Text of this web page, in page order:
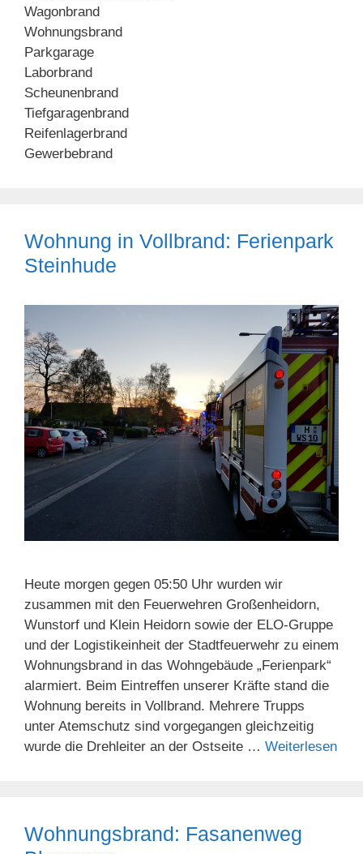
Wagonbrand
Wohnungsbrand
Parkgarage
Laborbrand
Scheunenbrand
Tiefgaragenbrand
Reifenlagerbrand
Gewerbebrand
Wohnung in Vollbrand: Ferienpark
Steinhude
Heute morgen gegen 05:50 Uhr wurden wir
zusammen mit den Feuerwehren Großenheidorn,
Wunstorf und Klein Heidorn sowie der ELO-Gruppe
und der Logistikeinheit der Stadtfeuerwehr zu einem
Wohnungsbrand in das Wohngebäude „Ferienpark“
alarmiert. Beim Eintreffen unserer Kräfte stand die
Wohnung bereits in Vollbrand. Mehrere Trupps
unter Atemschutz sind vorgegangen gleichzeitig
wurde die Drehleiter an der Ostseite … Weiterlesen
Wohnungsbrand: Fasanenweg